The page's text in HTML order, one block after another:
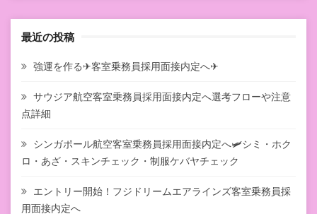
最近の投稿
強運を作る✈客室乗務員採用面接内定へ✈
サウジア航空客室乗務員採用面接内定へ選考フローや注意
点詳細
シンガポール航空客室乗務員採用面接内定へ🛩シミ・ホク
ロ・あざ・スキンチェック・制服ケバヤチェック
エントリー開始！フジドリームエアラインズ客室乗務員採
用面接内定へ